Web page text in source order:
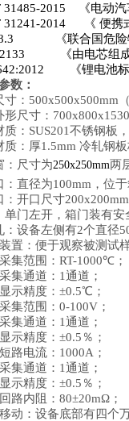
31485-2015
《电动
31241-2014
《 便携
《联合国危
《由电芯组
《锂电池
数：
寸：500x500x500mm
形尺寸：
质：SUS201不锈钢板
质：厚1.5mm 冷轧钢
：尺寸为250x250mm两
：直径为100mm，位
：开口尺寸
单门左开，箱门装有
：设备左侧有2个直径
装置：便于观察被测试
采集范围：RT-1000℃；
采集通道：1通道；
显示精度：±0.5℃；
采集范围：0-100V；
集通道：1通道；
显示精度：±0.5％；
短路电流：1000A；
集通道：1通道；
显示精度：±0.5％；
回路内阻：80±20mΩ；
动：设备底部有四个